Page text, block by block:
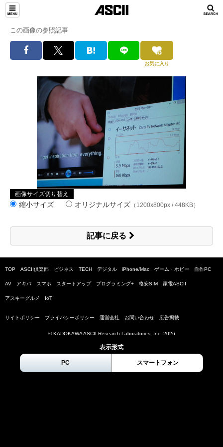
この画像の参照記事
お気に入り
画像サイズ切り替え
縮小サイズ オリジナルサイズ （1200x800px / 448KB）
記事に戻る
TOP ASCII倶楽部 ビジネス TECH デジタル iPhone/Mac ゲーム・ホビー 自作PC
AV アキバ スマホ スタートアップ プログラミング+ 格安SIM 家電ASCII
アスキーグルメ IoT
サイトポリシー プライバシーポリシー 運営会社 お問い合わせ 広告掲載
© KADOKAWA ASCII Research Laboratories, Inc. 2026
表示形式
PC スマートフォン